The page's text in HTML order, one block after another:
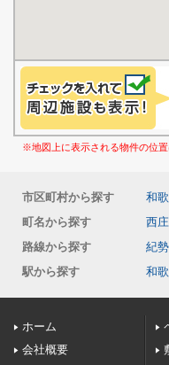
※地図上に表示される物件の位
市区町村から探す 和
町名から探す
西庄
路線から探す
紀
駅から探す
和
ホーム
会社概要